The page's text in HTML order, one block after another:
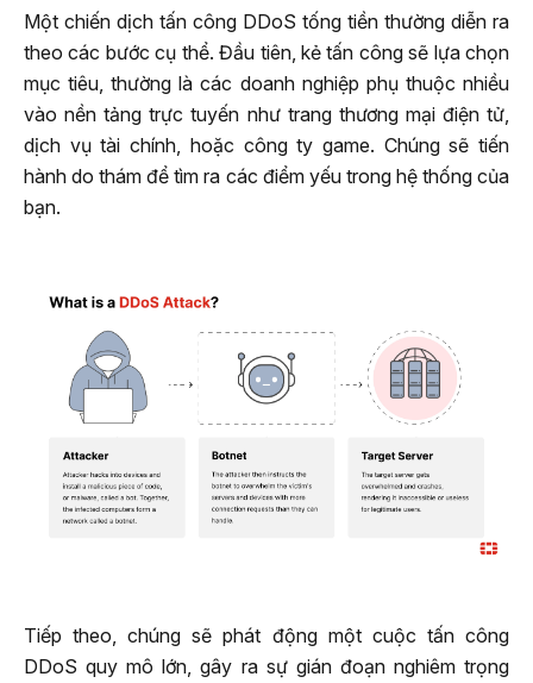
Một chiến dịch tấn công DDoS tống tiền thường diễn ra
theo các bước cụ thể. Đầu tiên, kẻ tấn công sẽ lựa chọn
mục tiêu, thường là các doanh nghiệp phụ thuộc nhiều
vào nền tảng trực tuyến như trang thương mại điện tử,
dịch vụ tài chính, hoặc công ty game. Chúng sẽ tiến
hành do thám để tìm ra các điểm yếu trong hệ thống của
bạn.
Tiếp theo, chúng sẽ phát động một cuộc tấn công
DDoS quy mô lớn, gây ra sự gián đoạn nghiêm trọng